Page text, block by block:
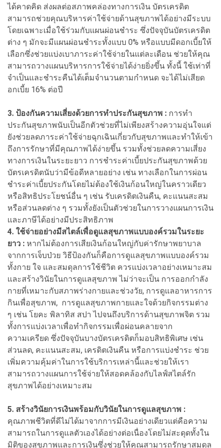
ได้คาดคิด ส่งผลต่อสภาพคล่องทางการเงิน บัตรเครดิต
สามารถช่วยคุณบริหารค่าใช้จ่ายด้านสุขภาพได้อย่างมีระบบ
โดยเฉพาะเมื่อใช้ร่วมกับแผนผ่อนชำระ ซึ่งปัจจุบันบัตรเครดิต
ต่าง ๆ มักจะมีแผนผ่อนชำระทั้งแบบ 0% หรือแบบมีดอกเบี้ยให้
เลือกซึ่งช่วยแบ่งเบาภาระค่าใช้จ่ายในแต่ละเดือน ช่วยให้คุณ
สามารถวางแผนบริหารการใช้จ่ายได้ง่ายยิ่งขึ้น ทั้งนี้ ใช้เท่าที่
จำเป็นและชำระคืนได้เต็มจำนวนตามกำหนด จะได้ไม่เสียด
อกเบี้ย 16% ต่อปี
3. ป้องกันความเสี่ยงด้วยการทำประกันสุขภาพ : การทำ
ประกันสุขภาพนับเป็นอีกตัวช่วยที่ไม่เพียงสร้างความอุ่นใจแต่
ยังช่วยลดภาระค่าใช้จ่ายฉุกเฉินเกี่ยวกับสุขภาพและทำให้เข้า
ถึงการรักษาที่มีคุณภาพได้ง่ายขึ้น รวมทั้งช่วยลดความเสี่ยง
ทางการเงินในระยะยาว การชำระค่าเบี้ยประกันสุขภาพด้วย
บัตรเครดิตนับว่ามีข้อดีหลายอย่าง เช่น ทางเลือกในการผ่อน
ชำระค่าเบี้ยประกันโดยไม่ต้องใช้เงินก้อนใหญ่ในคราวเดียว
หรือสิทธิประโยชน์อื่น ๆ เช่น รับเครดิตเงินคืน, คะแนนสะสม
หรือส่วนลดต่าง ๆ รวมทั้งยังเป็นตัวช่วยในการวางแผนการเงิน
และภาษีได้อย่างมีประสิทธิภาพ
4. ใช้จ่ายอย่างมีสไตล์เพื่อดูแลสุขภาพแบบองค์รวมในระยะ
ยาว : หากไม่ต้องการเสียเงินก้อนใหญ่กับค่ารักษาพยาบาล
จากการเจ็บป่วย วิธีป้องกันก็คือการดูแลสุขภาพแบบองค์รวม
ทั้งกาย ใจ และสมดุลการใช้ชีวิต ควรแบ่งเวลาอย่างเหมาะสม
และสร้างวินัยในการดูแลสุขภาพ ไม่ว่าจะเป็น การออกกำลัง
กายที่เหมาะกับสภาพร่างกายและช่วงวัย, การดูแลอาหารการ
กินเพื่อสุขภาพ, การดูแลสุขภาพกายและใจด้วยกิจกรรมต่าง
ๆ เช่น โยคะ พิลาทิส สปา ไปจนถึงบริการด้านสุขภาพจิต รวม
ทั้งการแบ่งเวลาเพื่อทำกิจกรรมเพื่อผ่อนคลายจาก
ความเครียด ซึ่งปัจจุบันบางบัตรเครดิตก็มอบสิทธิพิเศษ เช่น
ส่วนลด, คะแนนสะสม, เครดิตเงินคืน หรือการแบ่งชำระ ช่วย
เพิ่มความคุ้มค่าในการใช้บริการเหล่านี้และช่วยให้เรา
สามารถวางแผนการใช้จ่ายให้สอดคล้องกับไลฟ์สไตล์รัก
สุขภาพได้อย่างเหมาะสม
5. สร้างวินัยการเงินพร้อมกับวินัยในการดูแลสุขภาพ :
คุณภาพชีวิตที่ดีไม่ได้มาจากการมีเงินอย่างเดียวแต่คือความ
สามารถในการดูแลตัวเองได้อย่างต่อเนื่องโดยไม่สะดุดทั้งใน
มิติของสุขภาพและการเงินซึ่งช่วยให้คุณสามารถรักษาสมดุล